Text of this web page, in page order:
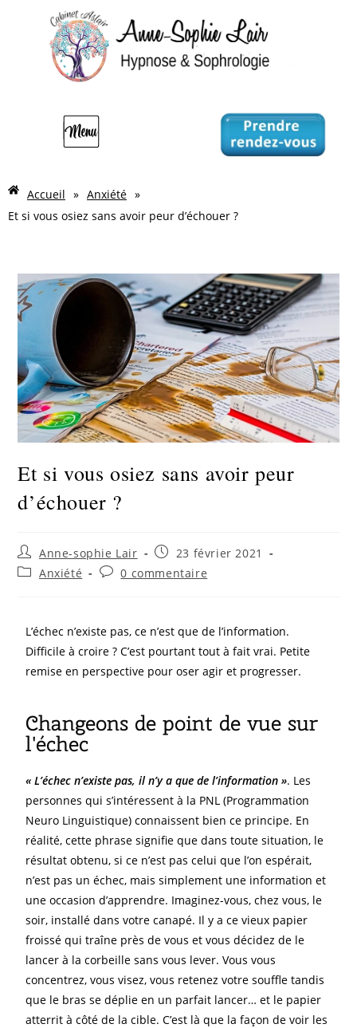
Accueil » Anxiété »
Et si vous osiez sans avoir peur d’échouer ?
Et si vous osiez sans avoir peur
d’échouer ?
Anne-sophie Lair
23 février 2021
Anxiété
0 commentaire
L’échec n’existe pas, ce n’est que de l’information.
Difficile à croire ? C’est pourtant tout à fait vrai. Petite
remise en perspective pour oser agir et progresser.
Changeons de point de vue sur
l'échec
« L’échec n’existe pas, il n’y a que de l’information ». Les
personnes qui s’intéressent à la PNL (Programmation
Neuro Linguistique) connaissent bien ce principe. En
réalité, cette phrase signifie que dans toute situation, le
résultat obtenu, si ce n’est pas celui que l’on espérait,
n’est pas un échec, mais simplement une information et
une occasion d’apprendre. Imaginez-vous, chez vous, le
soir, installé dans votre canapé. Il y a ce vieux papier
froissé qui traîne près de vous et vous décidez de le
lancer à la corbeille sans vous lever. Vous vous
concentrez, vous visez, vous retenez votre souffle tandis
que le bras se déplie en un parfait lancer… et le papier
atterrit à côté de la cible. C’est là que la façon de voir les